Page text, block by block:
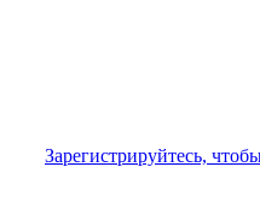
Зарегистрируйтесь,